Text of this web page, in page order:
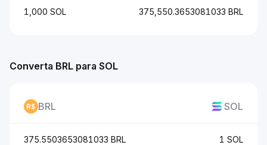
1,000 SOL 375,550.3653081033 BRL
Converta BRL para SOL
BRL SOL
375.5503653081033 BRL 1 SOL